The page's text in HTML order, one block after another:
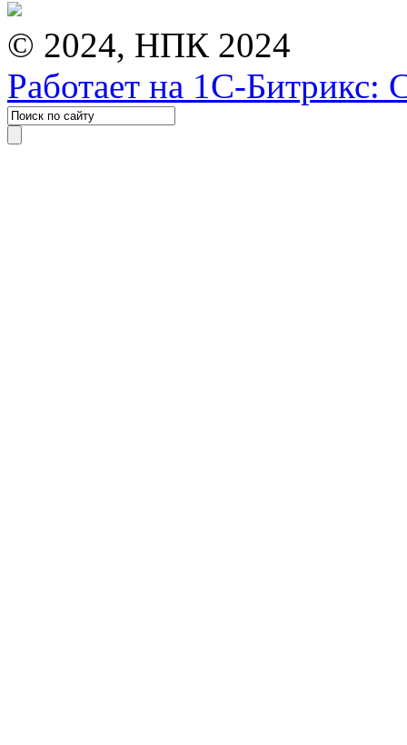
© 2024, НПК 2024
Работает на 1С-Битрикс: